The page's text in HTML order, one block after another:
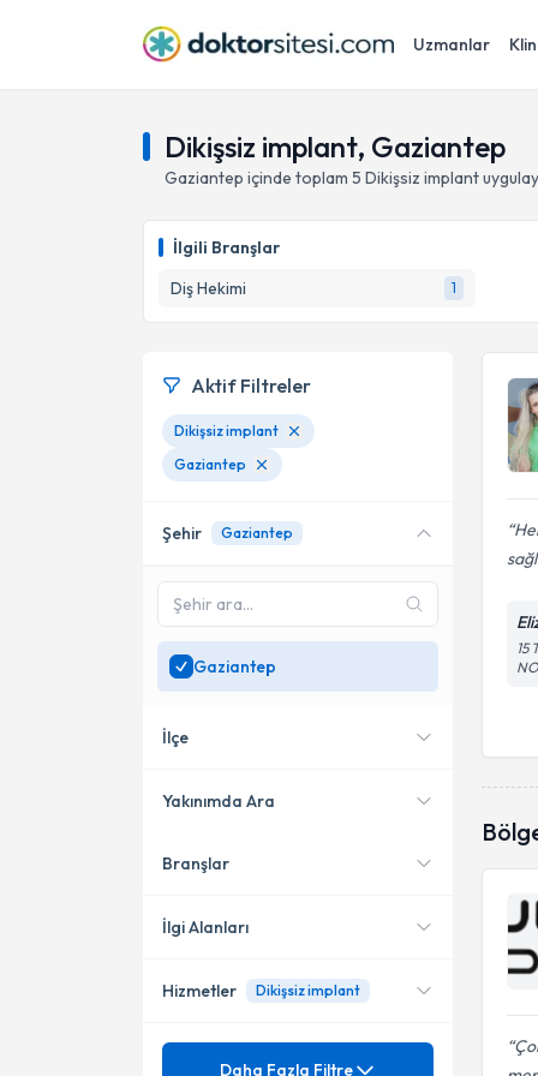
Uzmanlar
Dikişsiz implant, Gaziantep
Gaziantep içinde toplam 5 Dikişsiz implant
İlgili Branşlar
Diş Hekimi
1
15
Aktif Filtreler
Dikişsiz implant
Gaziantep
Şehir Gaziantep
Gaziantep
İlçe
Şehitkamil
Yakınımda Ara
Konumuma yakın uzmanları
Branşlar
Diş Hekimi
İlgi Alanları
3 Boyutlu Ortognatik Cerrahi
Hizmetler Dikişsiz implant
Mezuniyet
Daha Fazla Filtre